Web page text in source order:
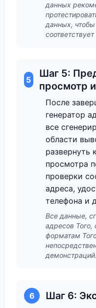
данных
данных,
5
Шаг 5:
просмотр
После
генератор
все
области
развернуть
просмотра
проверки
адреса,
телефона и
Все данные,
адресов Того,
форматам
демонстраций.
6 Шаг 6: